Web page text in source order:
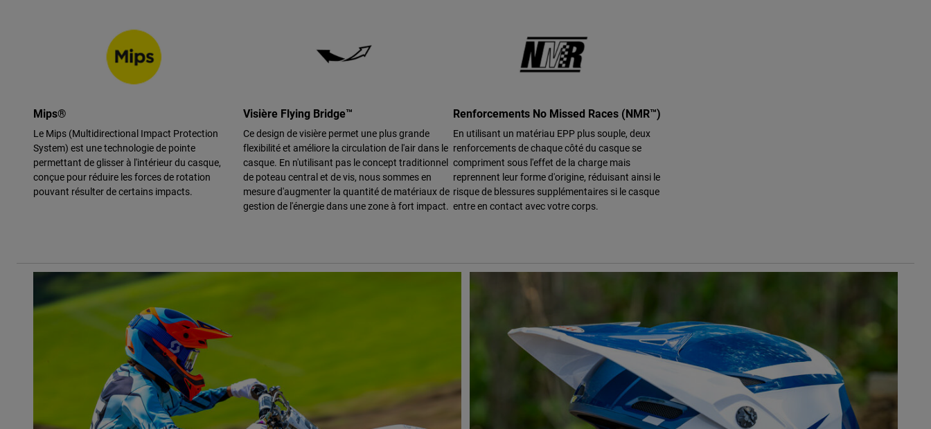
Mips®
Le Mips (Multidirectional Impact Protection
System) est une technologie de pointe
permettant de glisser à l'intérieur du casque,
conçue pour réduire les forces de rotation
pouvant résulter de certains impacts.
Visière Flying Bridge™
Ce design de visière permet une plus grande
flexibilité et améliore la circulation de l'air dans le
casque. En n'utilisant pas le concept traditionnel
de poteau central et de vis, nous sommes en
mesure d'augmenter la quantité de matériaux de
gestion de l'énergie dans une zone à fort impact.
Renforcements No Missed Races (NMR™)
En utilisant un matériau EPP plus souple, deux
renforcements de chaque côté du casque se
compriment sous l'effet de la charge mais
reprennent leur forme d'origine, réduisant ainsi le
risque de blessures supplémentaires si le casque
entre en contact avec votre corps.